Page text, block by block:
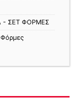
- ΣΕΤ ΦΟΡΜΕΣ
Φόρμες